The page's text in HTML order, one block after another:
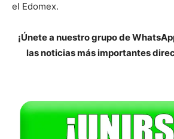
el Edomex.
¡Únete a nuestro grupo de
las noticias más importantes